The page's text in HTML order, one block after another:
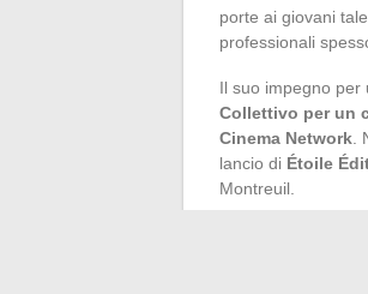
porte ai giovani
professionali
Il suo impegno per
Collettivo per un
Cinema Network
lancio di Étoile
Montreuil.